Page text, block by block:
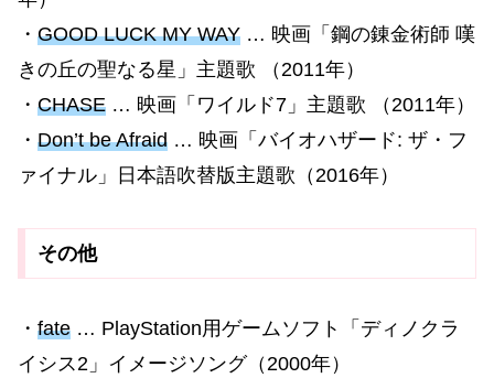
・ GOOD LUCK MY WAY … 映画「鋼の錬金術師 嘆
きの丘の聖なる星」主題歌 （2011年）
・ CHASE … 映画「ワイルド7」主題歌 （2011年）
・ Don’t be Afraid … 映画「バイオハザード: ザ・フ
ァイナル」日本語吹替版主題歌（2016年）
その他
・ fate … PlayStation用ゲームソフト「ディノクラ
イシス2」イメージソング（2000年）